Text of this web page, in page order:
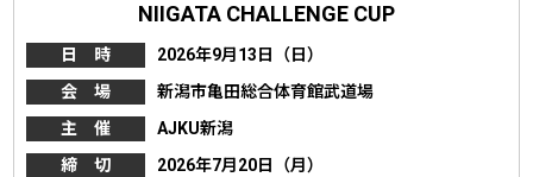
NIIGATA CHALLENGE CUP
日 時
2026年9月13日（日）
会 場
新潟市亀田総合体育館武道場
主 催
AJKU新潟
締 切
2026年7月20日（月）